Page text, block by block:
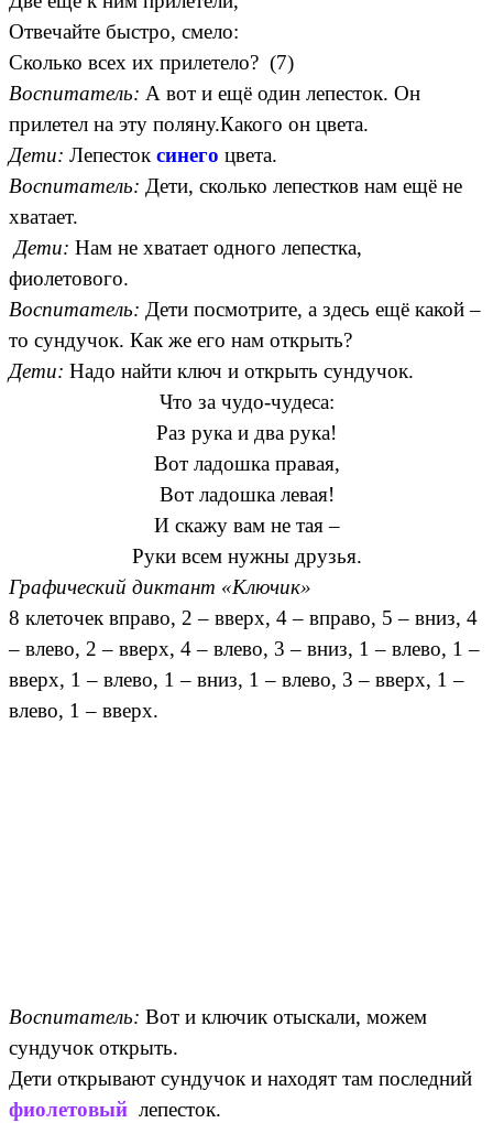
Отвечайте быстро, смело:
Сколько всех их прилетело? (7)
Воспитатель: А вот и ещё один лепесток. Он
прилетел на эту поляну.Какого он цвета.
Дети: Лепестоксинего цвета.
Воспитатель: Дети, сколько лепестков нам ещё не
хватает.
Дети: Нам не хватает одного лепестка,
фиолетового.
Воспитатель: Дети посмотрите, а здесь ещё какой –
то сундучок. Как же его нам открыть?
Дети: Надо найти ключ и открыть сундучок.
Что за чудо-чудеса:
Раз рука и два рука!
Вот ладошка правая,
Вот ладошка левая!
И скажу вам не тая –
Руки всем нужны друзья.
Графический диктант «Ключик»
8 клеточек вправо, 2 – вверх, 4 – вправо, 5 – вниз, 4
– влево, 2 – вверх, 4 – влево, 3 – вниз, 1 – влево, 1 –
вверх, 1 – влево, 1 – вниз, 1 – влево, 3 – вверх, 1 –
влево, 1 – вверх.
Воспитатель: Вот и ключик отыскали, можем
сундучок открыть.
Дети открывают сундучок и находят там последний
фиолетовый лепесток.